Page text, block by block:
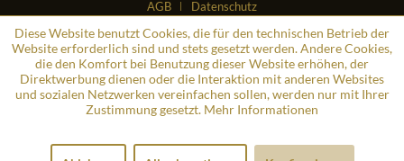
AGB
Datenschutz
Diese Website benutzt Cookies, die für den technischen Betrieb der
Website erforderlich sind und stets gesetzt werden. Andere Cookies,
die den Komfort bei Benutzung dieser Website erhöhen, der
Direktwerbung dienen oder die Interaktion mit anderen Websites
und sozialen Netzwerken vereinfachen sollen, werden nur mit Ihrer
Zustimmung gesetzt. Mehr Informationen